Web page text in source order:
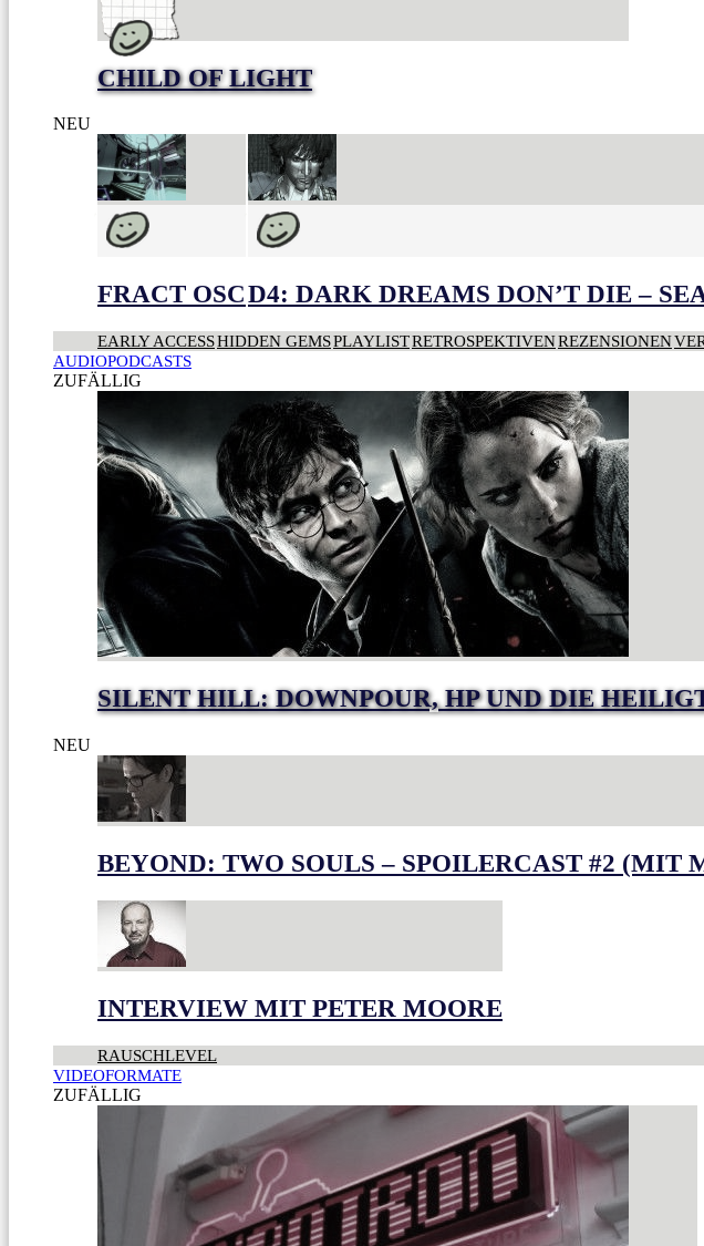
CHILD OF LIGHT
NEU
FRACT OSCD4: DARK DREAMS DON’T DIE –
EARLY ACCESSHIDDEN GEMSPLAYLISTRETROSPEKTIVENREZENSIONEN
AUDIOPODCASTS
ZUFÄLLIG
SILENT HILL: DOWNPOUR, HP UND DIE
NEU
BEYOND: TWO SOULS – SPOILERCAST #2 (MIT
INTERVIEW MIT PETER MOORE
RAUSCHLEVEL
VIDEOFORMATE
ZUFÄLLIG